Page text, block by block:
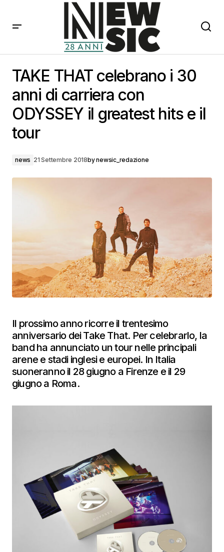
ODYSSEY il greatest hits e il tour
TAKE THAT celebrano i 30
anni di carriera con
ODYSSEY il greatest hits e il
tour
news 21 Settembre 2018bynewsic_redazione
Il prossimo anno ricorre il trentesimo
anniversario dei Take That. Per celebrarlo, la
band ha annunciato un tour nelle principali
arene e stadi inglesi e europei. In Italia
suoneranno il 28 giugno a Firenze e il 29
giugno a Roma.